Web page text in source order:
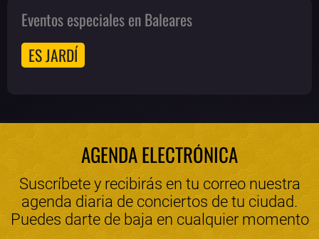
Eventos especiales en Baleares
ES JARDÍ
AGENDA ELECTRÓNICA
Suscríbete y recibirás en tu correo nuestra
agenda diaria de conciertos de tu ciudad.
Puedes darte de baja en cualquier momento